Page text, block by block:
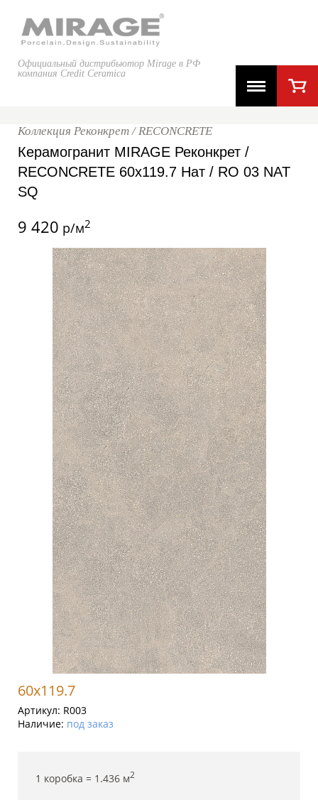
Официальный дистрибьютор Mirage в РФ
компания Credit Ceramica
Коллекция Реконкрет / RECONCRETE
Керамогранит MIRAGE Реконкрет /
RECONCRETE 60x119.7 Нат / RO 03 NAT
SQ
9 420 р/м2
60x119.7
Артикул: R003
Наличие: под заказ
1 коробка = 1.436 м2